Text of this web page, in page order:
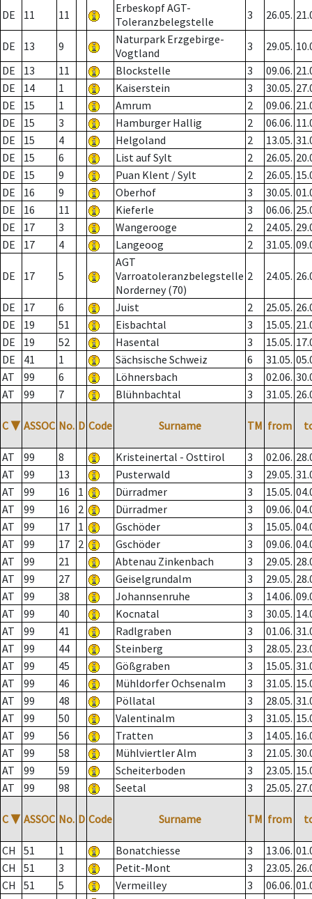
DE 11 11
Erbeskopf AGT-
Toleranzbelegstelle
3 26.05.
DE 13 9
Naturpark Erzgebirge-
Vogtland
3 29.05.
DE
13 11 Blockstelle 3 09.06.
DE
14 1 Kaiserstein 3 30.05.
DE
15 1 Amrum 2 09.06.
DE
15 3 Hamburger Hallig 2 06.06.
DE
15 4 Helgoland 2 13.05.
DE
15 6 List auf Sylt 2 26.05.
DE
15 9 Puan Klent / Sylt 2 26.05.
DE
16 9 Oberhof 3 30.05.
DE
16 11 Kieferle 3 06.06.
DE
17 3 Wangerooge 2 24.05.
DE
17 4 Langeoog 2 31.05.
DE 17 5
AGT
Varroatoleranzbelegstelle
Norderney (70)
2 24.05.
DE 17 6 Juist 2 25.05.
DE
19 51 Eisbachtal 3 15.05.
DE
19 52 Hasental 3 15.05.
DE
41 1 Sächsische Schweiz 6 31.05.
AT
99 6 Löhnersbach 3 02.06.
AT
99 7 Blühnbachtal 3 31.05.
C ▼ ASSOC No. D Code Surname TM from
AT 99 8 Kristeinertal - Osttirol 3 02.06.
AT
99 13 Pusterwald 3 29.05.
AT
99 16 1 Dürradmer 3 15.05.
AT
99 16 2 Dürradmer 3 09.06.
AT
99 17 1 Gschöder 3 15.05.
AT
99 17 2 Gschöder 3 09.06.
AT
99 21 Abtenau Zinkenbach 3 29.05.
AT
99 27 Geiselgrundalm 3 29.05.
AT
99 38 Johannsenruhe 3 14.06.
AT
99 40 Kocnatal 3 30.05.
AT
99 41 Radlgraben 3 01.06.
AT
99 44 Steinberg 3 28.05.
AT
99 45 Gößgraben 3 15.05.
AT
99 46 Mühldorfer Ochsenalm 3 31.05.
AT
99 48 Pöllatal 3 28.05.
AT
99 50 Valentinalm 3 31.05.
AT
99 56 Tratten 3 14.05.
AT
99 58 Mühlviertler Alm 3 21.05.
AT
99 59 Scheiterboden 3 23.05.
AT
99 98 Seetal 3 25.05.
C ▼ ASSOC No. D Code Surname TM from
CH 51 1 Bonatchiesse 3 13.06.
CH
51 3 Petit-Mont 3 23.05.
CH
51 5 Vermeilley 3 06.06.